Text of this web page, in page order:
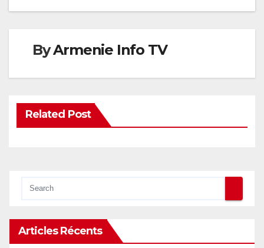
ByArmenie Info TV
Related Post
Articles Récents